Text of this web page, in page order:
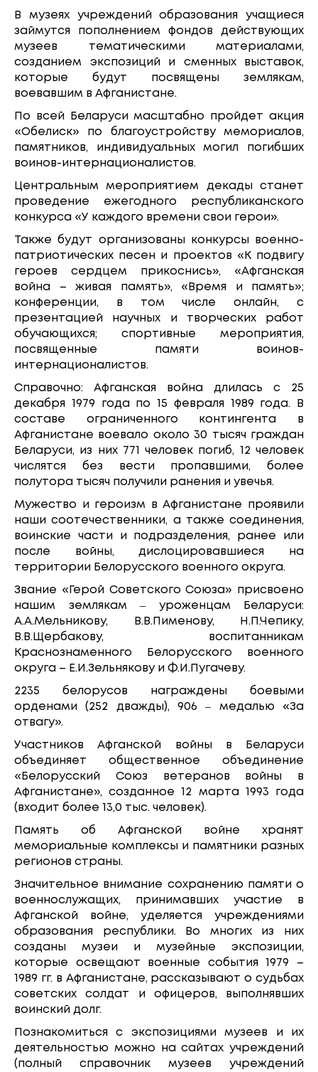
В музеях учреждений образования учащиеся
займутся пополнением фондов действующих
музеев тематическими материалами,
созданием экспозиций и сменных выставок,
которые будут посвящены землякам,
воевавшим в Афганистане.
По всей Беларуси масштабно пройдет акция
«Обелиск» по благоустройству мемориалов,
памятников, индивидуальных могил погибших
воинов-интернационалистов.
Центральным мероприятием декады станет
проведение ежегодного республиканского
конкурса «У каждого времени свои герои».
Также будут организованы конкурсы военно-
патриотических песен и проектов «К подвигу
героев сердцем прикоснись», «Афганская
война – живая память», «Время и память»;
конференции, в том числе онлайн, с
презентацией научных и творческих работ
обучающихся; спортивные мероприятия,
посвященные памяти воинов-
интернационалистов.
Справочно: Афганская война длилась с 25
декабря 1979 года по 15 февраля 1989 года. В
составе ограниченного контингента в
Афганистане воевало около 30 тысяч граждан
Беларуси, из них 771 человек погиб, 12 человек
числятся без вести пропавшими, более
полутора тысяч получили ранения и увечья.
Мужество и героизм в Афганистане проявили
наши соотечественники, а также соединения,
воинские части и подразделения, ранее или
после войны, дислоцировавшиеся на
территории Белорусского военного округа.
Звание «Герой Советского Союза» присвоено
нашим землякам ‒ уроженцам Беларуси:
А.А.Мельникову, В.В.Пименову, Н.П.Чепику,
В.В.Щербакову, воспитанникам
Краснознаменного Белорусского военного
округа – Е.И.Зельнякову и Ф.И.Пугачеву.
2235 белорусов награждены боевыми
орденами (252 дважды), 906 ‒ медалью «За
отвагу».
Участников Афганской войны в Беларуси
объединяет общественное объединение
«Белорусский Союз ветеранов войны в
Афганистане», созданное 12 марта 1993 года
(входит более 13,0 тыс. человек).
Память об Афганской войне хранят
мемориальные комплексы и памятники разных
регионов страны.
Значительное внимание сохранению памяти о
военнослужащих, принимавших участие в
Афганской войне, уделяется учреждениями
образования республики. Во многих из них
созданы музеи и музейные экспозиции,
которые освещают военные события 1979 –
1989 гг. в Афганистане, рассказывают о судьбах
советских солдат и офицеров, выполнявших
воинский долг.
Познакомиться с экспозициями музеев и их
деятельностью можно на сайтах учреждений
(полный справочник музеев учреждений